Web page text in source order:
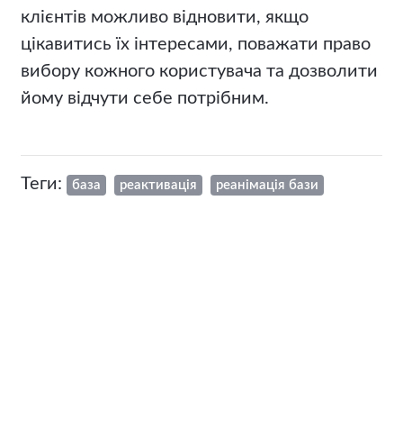
клієнтів можливо відновити, якщо
цікавитись їх інтересами, поважати право
вибору кожного користувача та дозволити
йому відчути себе потрібним.
Теги: база реактивація реанімація бази